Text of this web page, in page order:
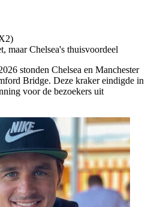
maar Chelsea's thuisvoordeel
stonden Chelsea en Manchester
Bridge. Deze kraker eindigde in
voor de bezoekers uit